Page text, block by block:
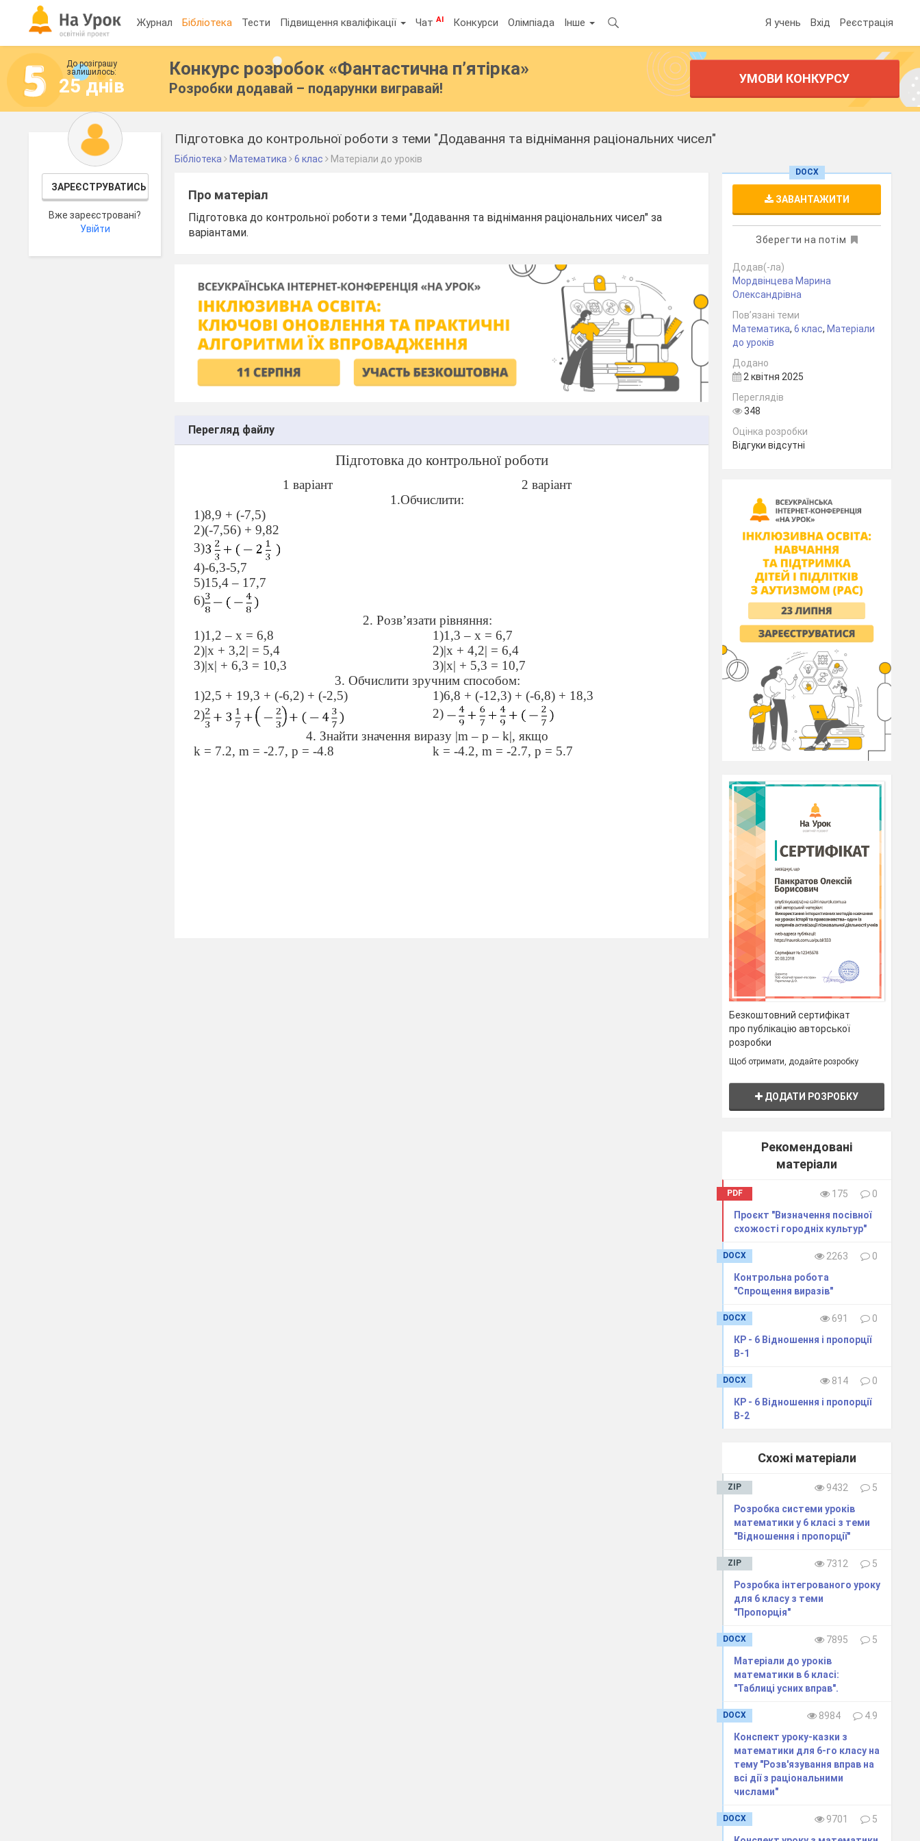
Журнал Бібліотека Тести Підвищення кваліфікації ЧатAI Конкурси Олімпіада Інше Я учень Вхід Реєстрація
До розіграшу
залишилось:
25 днів
Конкурс розробок «Фантастична п’ятірка»
Розробки додавай – подарунки вигравай!
УМОВИ КОНКУРСУ
ЗАРЕЄСТРУВАТИСЬ
Вже зареєстровані?
Увійти
Підготовка до контрольної роботи з теми "Додавання та віднімання раціональних чисел"
Бібліотека Математика 6 клас Матеріали до уроків
Про матеріал
Підготовка до контрольної роботи з теми "Додавання та віднімання раціональних чисел" за
варіантами.
Перегляд файлу
Підготовка до контрольної роботи
1 варіант
2 варіант
1.Обчислити:
1)8,9 + (-7,5)
2)(-7,56) + 9,82
3)
4)-6,3-5,7
5)15,4 – 17,7
6)
2. Розв’язати рівняння:
1)1,2 – х = 6,8
1)1,3 – х = 6,7
2)|х + 3,2| = 5,4
2)|х + 4,2| = 6,4
3)|х| + 6,3 = 10,3
3)|х| + 5,3 = 10,7
3. Обчислити зручним способом:
1)2,5 + 19,3 + (-6,2) + (-2,5)
1)6,8 + (-12,3) + (-6,8) + 18,3
2)
2)
4. Знайти значення виразу |m – p – k|, якщо
k = 7.2, m = -2.7, p = -4.8
k = -4.2, m = -2.7, p = 5.7
DOCX
ЗАВАНТАЖИТИ
Зберегти на потім
Додав(-ла)
Мордвінцева Марина
Олександрівна
Пов’язані теми
Математика,6 клас, Матеріали
до уроків
Додано
2 квітня 2025
Переглядів
348
Оцінка розробки
Відгуки відсутні
Безкоштовний сертифікат
про публікацію авторської
розробки
Щоб отримати, додайте розробку
ДОДАТИ РОЗРОБКУ
Рекомендовані
матеріали
PDF 175
0
Проєкт "Визначення посівної
схожості городніх культур"
DOCX 2263
0
Контрольна робота
"Спрощення виразів"
DOCX 691
0
КР - 6 Відношення і пропорції
В-1
DOCX 814
0
КР - 6 Відношення і пропорції
В-2
Схожі матеріали
ZIP 9432
5
Розробка системи уроків
математики у 6 класі з теми
"Відношення і пропорції"
ZIP 7312
5
Розробка інтегрованого уроку
для 6 класу з теми
"Пропорція"
DOCX 7895
5
Матеріали до уроків
математики в 6 класі:
"Таблиці усних вправ".
DOCX 8984
4.9
Конспект уроку-казки з
математики для 6-го класу на
тему "Розв'язування вправ на
всі дії з раціональними
числами"
DOCX 9701
5